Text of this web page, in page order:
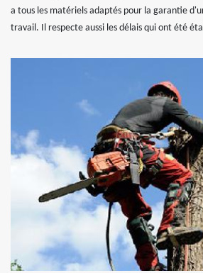
a tous les matériels adaptés pour la garantie
travail. Il respecte aussi les délais qui ont été